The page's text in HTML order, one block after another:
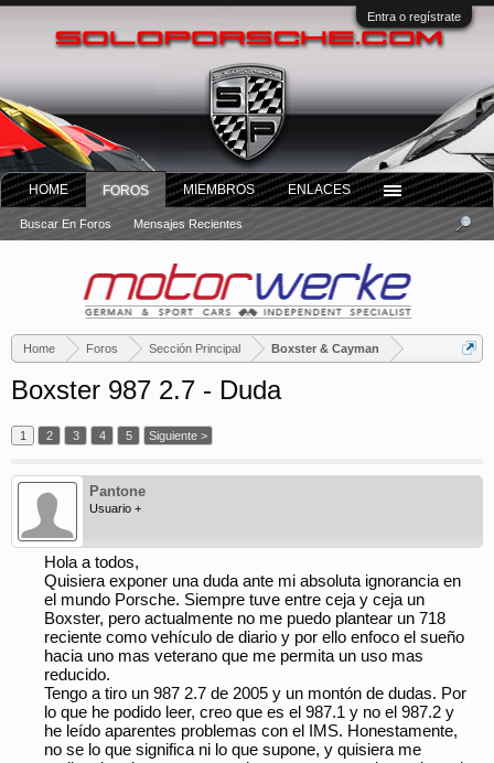
Entra o regístrate
Home Foros Sección Principal Boxster & Cayman
Boxster 987 2.7 - Duda
1 2 3 4 5 Siguiente >
Pantone
Usuario +
Hola a todos,
Quisiera exponer una duda ante mi absoluta ignorancia en
el mundo Porsche. Siempre tuve entre ceja y ceja un
Boxster, pero actualmente no me puedo plantear un 718
reciente como vehículo de diario y por ello enfoco el sueño
hacia uno mas veterano que me permita un uso mas
reducido.
Tengo a tiro un 987 2.7 de 2005 y un montón de dudas. Por
lo que he podido leer, creo que es el 987.1 y no el 987.2 y
he leído aparentes problemas con el IMS. Honestamente,
no se lo que significa ni lo que supone, y quisiera me
HOME FOROS
Buscar En Foros Mensajes Recientes
MIEMBROS ENLACES